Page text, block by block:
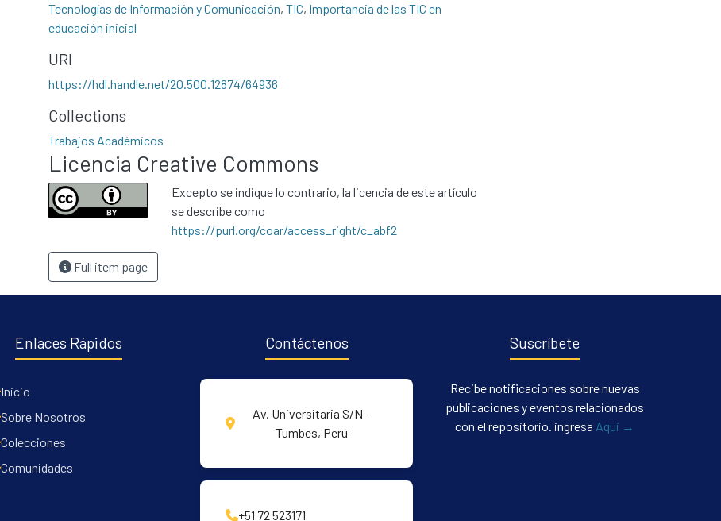
Tecnologías de Información y Comunicación, TIC, Importancia de las TIC en
educación inicial
URI
https://hdl.handle.net/20.500.12874/64936
Collections
Trabajos Académicos
Licencia Creative Commons
Excepto se indique lo contrario, la licencia de este artículo
se describe como
https://purl.org/coar/access_right/c_abf2
Full item page
Enlaces Rápidos
Inicio
Sobre Nosotros
Colecciones
Comunidades
Contáctenos
Av. Universitaria S/N -
Tumbes, Perú
+51 72 523171
Suscríbete
Recibe notificaciones sobre nuevas
publicaciones y eventos relacionados
con el repositorio. ingresa Aqui →